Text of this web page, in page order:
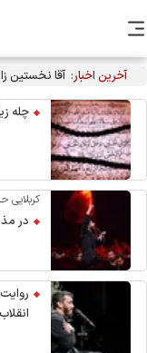
آخرین اخبار: آقا نخستین
چله زیارت
کربلایی
در
روایت
انقلاب